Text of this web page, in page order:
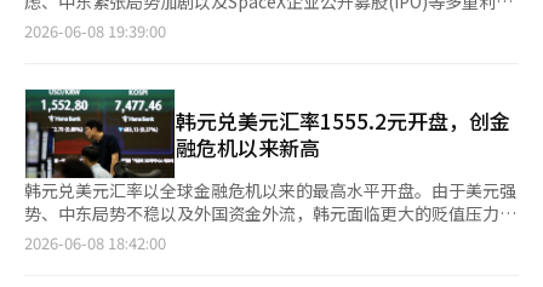
缩小至4%；SK海力士也从190万韩元反弹至202万韩元。 市场分
析认为，英伟达首席执行官黄仁勋的访韩效应再次显现。NAVER
投资者普遍认为开盘初的跌幅过大，导致相关受益股出现低价买入
的趋势。 而KOSDAQ指数仍然处于弱势。此时，KOSDAQ指数报
941.14点，较前一交易日下跌61.30点（6.12%）。虽然机构净买
入1159亿韩元，但个人和外国投资者分别净卖出412亿韩元和440
亿韩元。 在市值前列的股票中，三千堂制药（-16%）、
Alteogen（-10%）、EcoPro（-9%）、EcoProBM（-8%）、
科隆组织（-8.8%）等大多数股票均出现大幅下跌。※ 本报道经人
工智能（AI）系统翻译与编辑。
因素影响下，普遍大幅下跌。 据路透社和日本经济新闻报道，当
制。路透社报道称，KOSPI较上周创下的历史最高点下跌约17%。
三星电子下跌约9%，SK海力士也下跌近6%，此前一直主导上涨
的半导体和AI相关股票成为下跌的主因。 韩国交易所于当天上午9
时34分触发了KOSPI的卖出侧卡机制。该机制在KOSPI200期货价
格较前一交易日下跌超过5%并持续1分钟时启动，随后5分钟内
KOSPI程序卖出报价的效力被暂停。触发侧卡时，KOSPI200期货
价格较前一交易日收盘价下跌6.26%，报1216.85。 这一情况直接
受到上周末美国股市AI和半导体相关股票暴跌的影响。以科技股为
2026-06-08 19:39:00
韩元兑美元汇率1555.2元开盘，创金
融危机以来新高
韩元兑美元汇率以全球金融危机以来的最高水平开盘。由于美元强
势、中东局势不稳以及外国资金外流，韩元面临更大的贬值压力。
8日，首尔外汇市场上，美元兑韩元汇率在上午9时30分时交易于
2026-06-08 18:42:00